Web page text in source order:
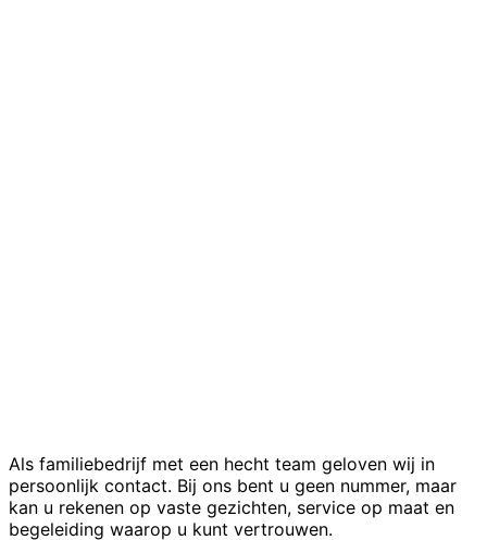
Als familiebedrijf met een hecht team geloven wij in
persoonlijk contact. Bij ons bent u geen nummer, maar
kan u rekenen op vaste gezichten, service op maat en
begeleiding waarop u kunt vertrouwen.